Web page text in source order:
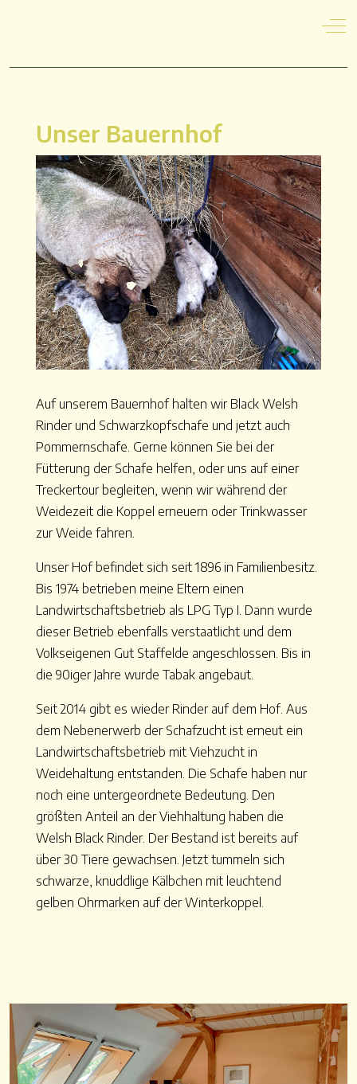
Off-
Unser Bauernhof
Auf unserem Bauernhof halten wir Black Welsh
Rinder und Schwarzkopfschafe und jetzt auch
Pommernschafe. Gerne können Sie bei der
Fütterung der Schafe helfen, oder uns auf einer
Treckertour begleiten, wenn wir während der
Weidezeit die Koppel erneuern oder Trinkwasser
zur Weide fahren.
Unser Hof befindet sich seit 1896 in Familienbesitz.
Bis 1974 betrieben meine Eltern einen
Landwirtschaftsbetrieb als LPG Typ I. Dann wurde
dieser Betrieb ebenfalls verstaatlicht und dem
Volkseigenen Gut Staffelde angeschlossen. Bis in
die 90iger Jahre wurde Tabak angebaut.
Seit 2014 gibt es wieder Rinder auf dem Hof. Aus
dem Nebenerwerb der Schafzucht ist erneut ein
Landwirtschaftsbetrieb mit Viehzucht in
Weidehaltung entstanden. Die Schafe haben nur
noch eine untergeordnete Bedeutung. Den
größten Anteil an der Viehhaltung haben die
Welsh Black Rinder. Der Bestand ist bereits auf
über 30 Tiere gewachsen. Jetzt tummeln sich
schwarze, knuddlige Kälbchen mit leuchtend
gelben Ohrmarken auf der Winterkoppel.